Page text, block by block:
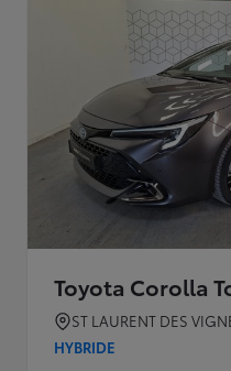
Toyota Corolla
ST LAURENT DES
HYBRIDE